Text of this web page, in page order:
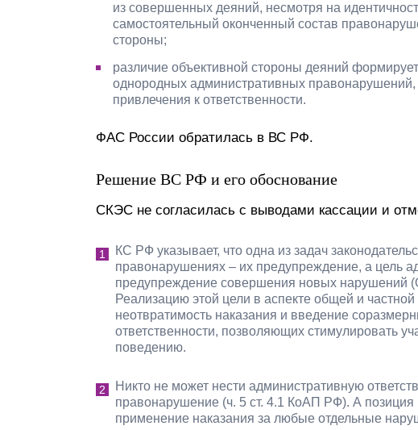
из совершенных деяний, несмотря на
самостоятельный оконченный состав
стороны;
различие объективной стороны деяний
однородных административных правонарушений,
привлечения к ответственности.
ФАС России обратилась в ВС РФ.
Решение ВС РФ и его обоснование
СКЭС не согласилась с выводами кассации и
КС РФ указывает, что одна из задач
правонарушениях – их предупреждение, а цель
предупреждение совершения новых нарушений
Реализацию этой цели в аспекте общей и
неотвратимость наказания и введение
ответственности, позволяющих стимулировать
поведению.
Никто не может нести административную
правонарушение (ч. 5 ст. 4.1 КоАП РФ). А позиция
применение наказания за любые отдельные